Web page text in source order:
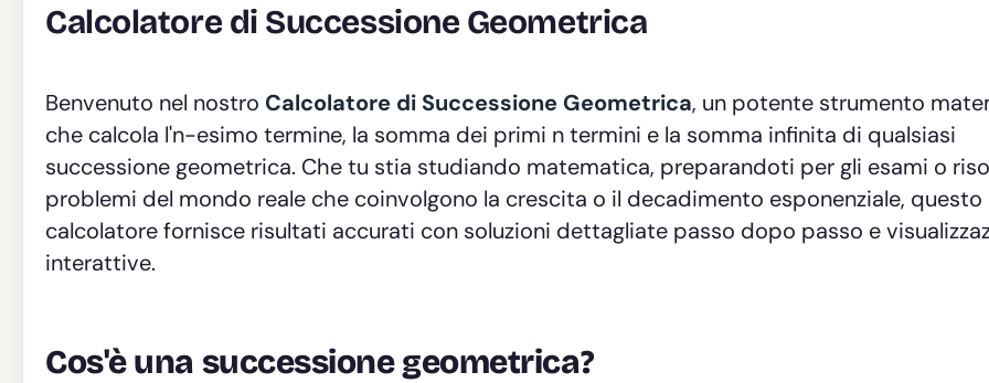
Calcolatore di Successione Geometrica
Benvenuto nel nostro Calcolatore di Successione Geometrica, un potente strumento
che calcola l'n-esimo termine, la somma dei primi n termini e la somma infinita di qualsiasi
successione geometrica. Che tu stia studiando matematica, preparandoti per gli esami o
problemi del mondo reale che coinvolgono la crescita o il decadimento esponenziale, questo
calcolatore fornisce risultati accurati con soluzioni dettagliate passo dopo passo e
interattive.
Cos'è una successione geometrica?